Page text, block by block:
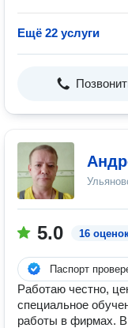
Ещё 22 услуги
5.0 16
Паспорт
Работаю честно,
специальное
работы в фирмах.